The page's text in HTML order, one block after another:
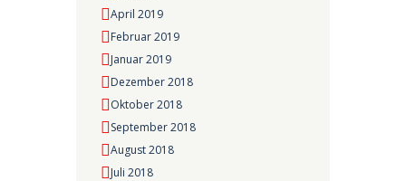
April 2019
Februar 2019
Januar 2019
Dezember 2018
Oktober 2018
September 2018
August 2018
Juli 2018